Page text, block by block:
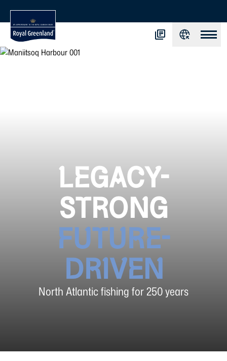
LEGACY-
STRONG
FUTURE-
DRIVEN
North Atlantic fishing for 250 years